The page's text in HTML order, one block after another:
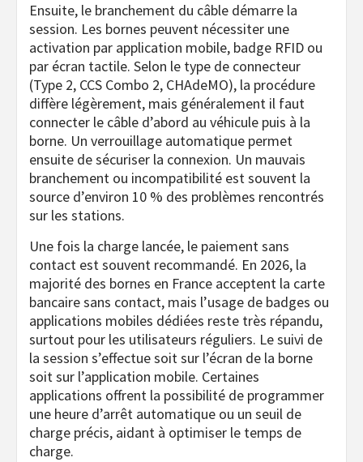
Ensuite, le branchement du câble démarre la
session. Les bornes peuvent nécessiter une
activation par application mobile, badge RFID ou
par écran tactile. Selon le type de connecteur
(Type 2, CCS Combo 2, CHAdeMO), la procédure
diffère légèrement, mais généralement il faut
connecter le câble d’abord au véhicule puis à la
borne. Un verrouillage automatique permet
ensuite de sécuriser la connexion. Un mauvais
branchement ou incompatibilité est souvent la
source d’environ 10 % des problèmes rencontrés
sur les stations.
Une fois la charge lancée, le paiement sans
contact est souvent recommandé. En 2026, la
majorité des bornes en France acceptent la carte
bancaire sans contact, mais l’usage de badges ou
applications mobiles dédiées reste très répandu,
surtout pour les utilisateurs réguliers. Le suivi de
la session s’effectue soit sur l’écran de la borne
soit sur l’application mobile. Certaines
applications offrent la possibilité de programmer
une heure d’arrêt automatique ou un seuil de
charge précis, aidant à optimiser le temps de
charge.